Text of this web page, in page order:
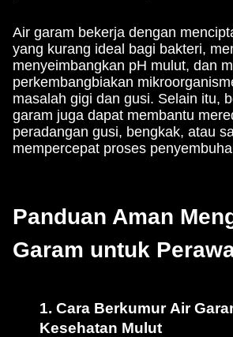
Air garam bekerja dengan
yang kurang ideal bagi bakteri,
menyeimbangkan pH mulut, dan
perkembangbiakan
masalah gigi dan gusi. Selain itu,
garam juga dapat membantu
peradangan gusi, bengkak, atau
mempercepat proses
Panduan Aman
Garam untuk
1. Cara Berkumur Air
Kesehatan Mulut